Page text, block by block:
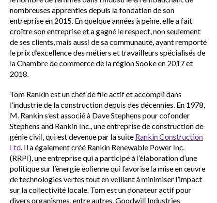
nombreuses apprenties depuis la fondation de son
entreprise en 2015. En quelque années à peine, elle a fait
croître son entreprise et a gagné le respect, non seulement
de ses clients, mais aussi de sa communauté, ayant remporté
le prix d’excellence des métiers et travailleurs spécialisés de
la Chambre de commerce de la région Sooke en 2017 et
2018.
Tom Rankin est un chef de file actif et accompli dans
l’industrie de la construction depuis des décennies. En 1978,
M. Rankin s’est associé à Dave Stephens pour cofonder
Stephens and Rankin Inc., une entreprise de construction de
génie civil, qui est devenue par la suite Rankin Construction
Ltd . Il a également créé Rankin Renewable Power Inc.
(RRPI), une entreprise qui a participé à l’élaboration d’une
politique sur l’énergie éolienne qui favorise la mise en œuvre
de technologies vertes tout en veillant à minimiser l’impact
sur la collectivité locale. Tom est un donateur actif pour
divers organismes, entre autres, Goodwill Industries